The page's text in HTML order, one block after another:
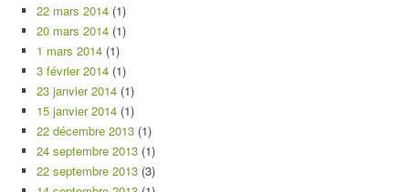
22 mars 2014 (1)
20 mars 2014 (1)
1 mars 2014 (1)
3 février 2014 (1)
23 janvier 2014 (1)
15 janvier 2014 (1)
22 décembre 2013 (1)
24 septembre 2013 (1)
22 septembre 2013 (3)